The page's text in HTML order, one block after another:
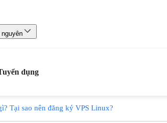
dụng
Tại sao nên đăng ký VPS Linux?